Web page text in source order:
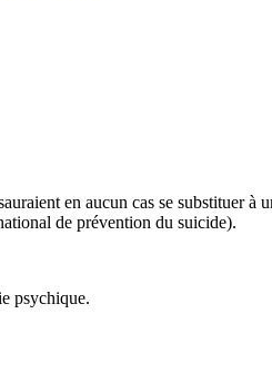
en aucun cas se substituer
de prévention du suicide).
psychique.